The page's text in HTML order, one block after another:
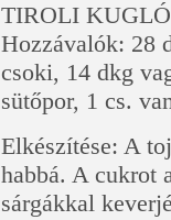
TIROLI
Hozzávalók: 28
csoki, 14 dkg
sütőpor, 1 cs.
Elkészítése: A
habbá. A cukrot
sárgákkal